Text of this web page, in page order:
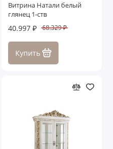
Витрина Натали белый
глянец 1-ств
40.997 ₽ 68.329 ₽
Купить